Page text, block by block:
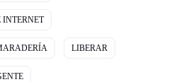
INTERNET
LIBERAR